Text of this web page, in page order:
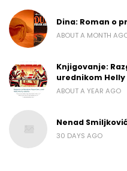
Dina: Roman o
ABOUT A MONTH
Knjigovanje:
urednikom
ABOUT A YEAR AGO
Nenad
30 DAYS AGO